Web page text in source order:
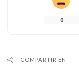
0
COMPARTIR EN